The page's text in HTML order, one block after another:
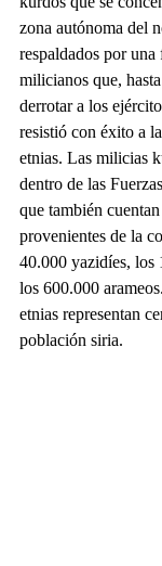
zona autónoma del
respaldados por
milicianos que,
derrotar a los
resistió con éxito a
etnias. Las milicias
dentro de las
que también
provenientes de la
40.000 yazidíes, los
los 600.000
etnias representan
población siria.